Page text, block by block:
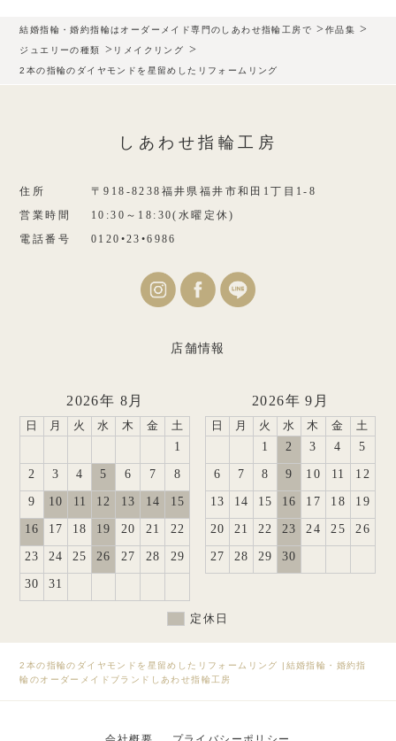
2本の指輪のダイヤモンドを星留めしたリフォームリング | 結婚指輪・婚約指
輪のオーダーメイドブランドしあわせ指輪工房
結婚指輪・婚約指輪はオーダーメイド専門のしあわせ指輪工房で > 作品集 >
ジュエリーの種類 > リメイクリング >
2本の指輪のダイヤモンドを星留めしたリフォームリング
しあわせ指輪工房
住所
〒918-8238福井県福井市和田1丁目1-8
営業時間
10:30～18:30(水曜定休)
電話番号
0120•23•6986
店舗情報
2026年 8月
日 月 火 水 木 金 土
1
2 3 4 5 6 7 8
9 10 11 12 13 14 15
16 17 18 19 20 21 22
23 24 25 26 27 28 29
30 31
2026年 9月
日 月 火 水 木 金 土
1 2 3 4 5
6 7 8 9 10 11 12
13 14 15 16 17 18 19
20 21 22 23 24 25 26
27 28 29 30
定休日